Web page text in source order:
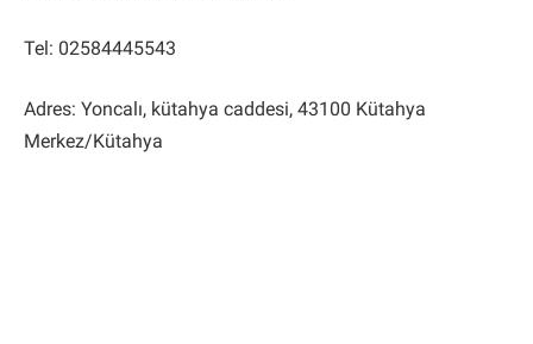
Tel: 02584445543
Adres: Yoncalı, kütahya caddesi, 43100 Kütahya
Merkez/Kütahya